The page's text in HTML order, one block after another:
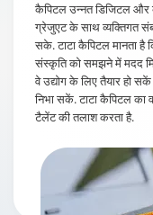
कैपिटल उन्नत डिजिटल और
ग्रेजुएट के साथ व्यक्तिगत
सके. टाटा कैपिटल मानता है
संस्कृति को समझने में मदद
वे उद्योग के लिए तैयार हो
निभा सकें. टाटा कैपिटल का
टैलेंट की तलाश करता है.